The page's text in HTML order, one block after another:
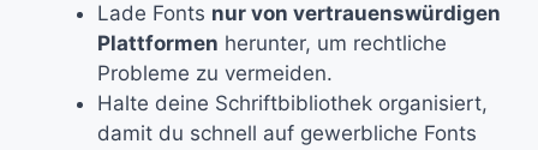
Lade Fonts nur von vertrauenswürdigen
Plattformen herunter, um rechtliche
Probleme zu vermeiden.
Halte deine Schriftbibliothek organisiert,
damit du schnell auf gewerbliche Fonts